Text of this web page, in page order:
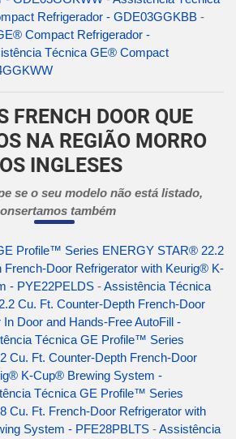
Refrigerador - GDE03GGKBB -
Compact Refrigerador -
Técnica GE® Compact
FRENCH DOOR QUE
NA REGIÃO MORRO
INGLESES
se o seu modelo não está listado,
também
Profile™ Series ENERGY STAR® 22.2
French-Door Refrigerator with Keurig® K-
- PYE22PELDS -Assistência Técnica
Cu. Ft. Counter-Depth French-Door
Door and Hands-Free AutoFill -
Técnica GE Profile™ Series
Cu. Ft. Counter-Depth French-Door
K-Cup® Brewing System -
Técnica GE Profile™ Series
Cu. Ft. French-Door Refrigerator with
System - PFE28PBLTS -Assistência